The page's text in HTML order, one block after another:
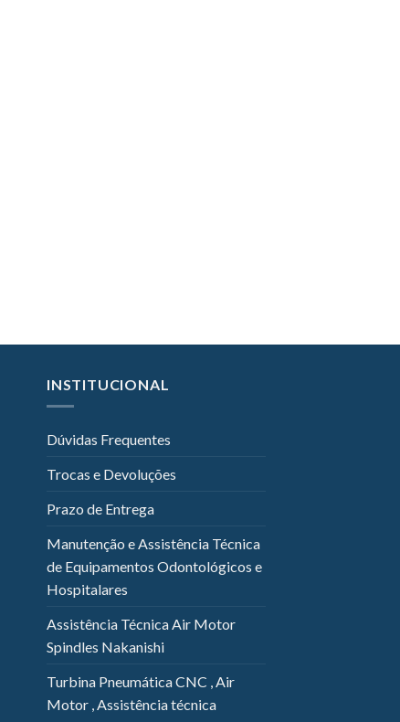
INSTITUCIONAL
Dúvidas Frequentes
Trocas e Devoluções
Prazo de Entrega
Manutenção e Assistência Técnica
de Equipamentos Odontológicos e
Hospitalares
Assistência Técnica Air Motor
Spindles Nakanishi
Turbina Pneumática CNC , Air
Motor , Assistência técnica